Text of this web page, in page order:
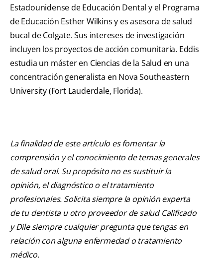
Estadounidense de Educación Dental y el Programa
de Educación Esther Wilkins y es asesora de salud
bucal de Colgate. Sus intereses de investigación
incluyen los proyectos de acción comunitaria. Eddis
estudia un máster en Ciencias de la Salud en una
concentración generalista en Nova Southeastern
University (Fort Lauderdale, Florida).
La finalidad de este artículo es fomentar la
comprensión y el conocimiento de temas generales
de salud oral. Su propósito no es sustituir la
opinión, el diagnóstico o el tratamiento
profesionales. Solicita siempre la opinión experta
de tu dentista u otro proveedor de salud Calificado
y Dile siempre cualquier pregunta que tengas en
relación con alguna enfermedad o tratamiento
médico.